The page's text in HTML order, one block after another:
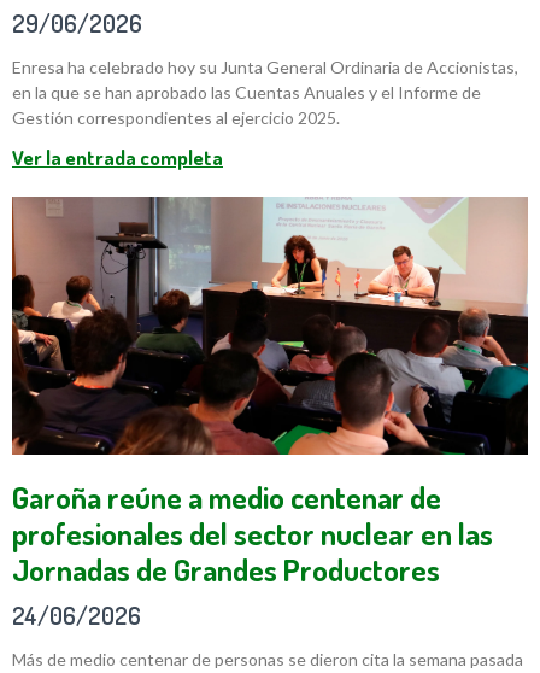
29/06/2026
Enresa ha celebrado hoy su Junta General Ordinaria de Accionistas,
en la que se han aprobado las Cuentas Anuales y el Informe de
Gestión correspondientes al ejercicio 2025.
Ver la entrada completa
Garoña reúne a medio centenar de
profesionales del sector nuclear en las
Jornadas de Grandes Productores
24/06/2026
Más de medio centenar de personas se dieron cita la semana pasada